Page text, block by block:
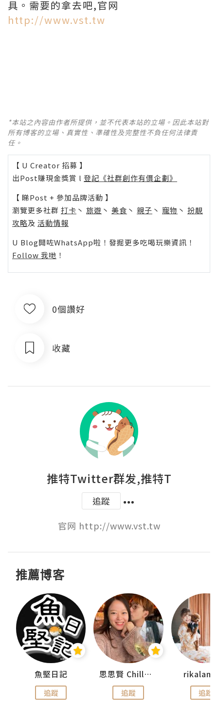
具。需要的拿去吧,官网
http://www.vst.tw
*本站之內容由作者所提供，並不代表本站的立場。因此本站對
所有博客的立場、真實性、準確性及完整性不負任何法律責
任。
【 U Creator 招募 】
出Post賺現金獎賞 l 登記《社群創作有價企劃》
【 睇Post + 參加品牌活動 】
瀏覽更多社群 打卡 丶 旅遊 丶 美食 丶 親子 丶 寵物 丶 扮靚
攻略及 活動情報
U Blog開咗WhatsApp啦！發掘更多吃喝玩樂資訊！
Follow 我哋 ！
0個讚好
收藏
推特Twitter群发,推特T
追蹤
官网 http://www.vst.tw
推薦博客
魚堅日記
追蹤
思思賢 ChillMyBabe
追蹤 追蹤